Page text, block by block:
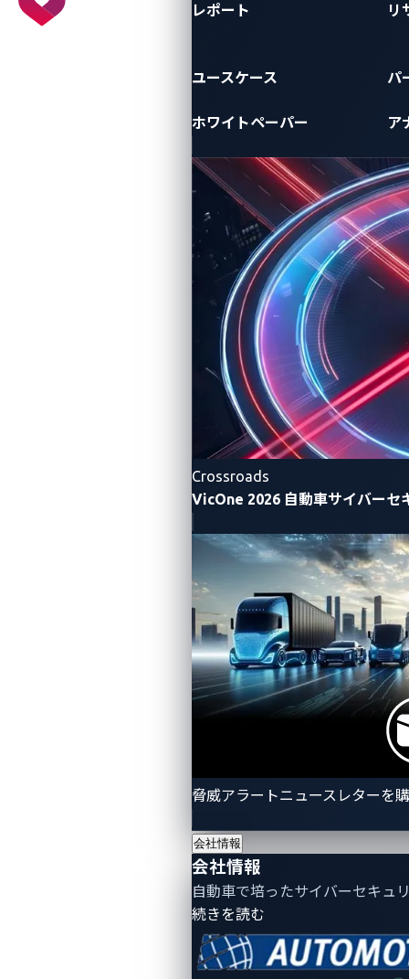
レポート
リ
ユースケース パ
ホワイトペーパー ア
Crossroads
VicOne 2026 自動車サイバーセ
脅威アラートニュースレターを
会社情報
会社情報
自動車で培ったサイバーセキュ
続きを読む